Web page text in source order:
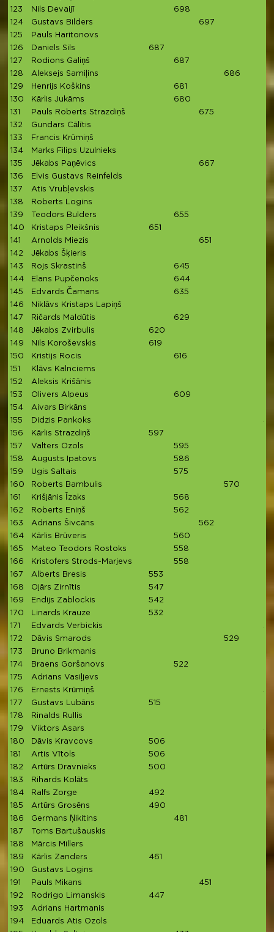
123
Nils Devaijī
698
124
Gustavs Bilders
697
125
Pauls Haritonovs
126
Daniels Sils
687
127
Rodions Galiņš
687
128
Aleksejs Samiļins
686
129
Henrijs Koškins
681
130
Kārlis Jukāms
680
131
Pauls Roberts Strazdiņš
675
132
Gundars Cālītis
133
Francis Krūmiņš
134
Marks Filips Uzulnieks
135
Jēkabs Paņēvics
667
136
Elvis Gustavs Reinfelds
137
Atis Vrubļevskis
138
Roberts Logins
139
Teodors Bulders
655
140
Kristaps Pleikšnis
651
141
Arnolds Miezis
651
142
Jēkabs Šķieris
143
Rojs Skrastinš
645
144
Elans Pupčenoks
644
145
Edvards Čamans
635
146
Niklāvs Kristaps Lapiņš
147
Ričards Maldūtis
629
148
Jēkabs Zvirbulis
620
149
Nils Koroševskis
619
150
Kristijs Rocis
616
151
Klāvs Kalnciems
152
Aleksis Krišānis
153
Olivers Alpeus
609
154
Aivars Birkāns
155
Didzis Pankoks
156
Kārlis Strazdiņš
597
157
Valters Ozols
595
158
Augusts Ipatovs
586
159
Ugis Saltais
575
160
Roberts Bambulis
570
161
Krišjānis Īzaks
568
162
Roberts Eniņš
562
163
Adrians Šivcāns
562
164
Kārlis Brūveris
560
165
Mateo Teodors Rostoks
558
166
Kristofers Strods-Marjevs
558
167
Alberts Bresis
553
168
Ojārs Zirnītis
547
169
Endijs Zablockis
542
170
Linards Krauze
532
171
Edvards Verbickis
172
Dāvis Smarods
529
173
Bruno Brikmanis
174
Braens Goršanovs
522
175
Adrians Vasiļjevs
176
Ernests Krūmiņš
177
Gustavs Lubāns
515
178
Rinalds Rullis
179
Viktors Asars
180
Dāvis Kravcovs
506
181
Artis Vītols
506
182
Artūrs Dravnieks
500
183
Rihards Kolāts
184
Ralfs Zorge
492
185
Artūrs Grosēns
490
186
Germans Ņikitins
481
187
Toms Bartušauskis
188
Mārcis Millers
189
Kārlis Zanders
461
190
Gustavs Logins
191
Pauls Mikans
451
192
Rodrigo Limanskis
447
193
Adrians Hartmanis
194
Eduards Atis Ozols